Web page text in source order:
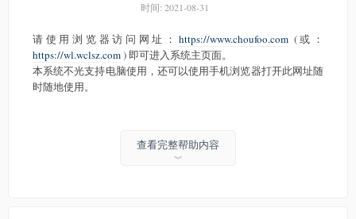
时间: 2021-08-31
请使用浏览器访问网址： https://www.choufoo.com(或：
https://wl.wclsz.com) 即可进入系统主页面。
本系统不光支持电脑使用，还可以使用手机浏览器打开此网址随
时随地使用。
查看完整帮助内容
︾